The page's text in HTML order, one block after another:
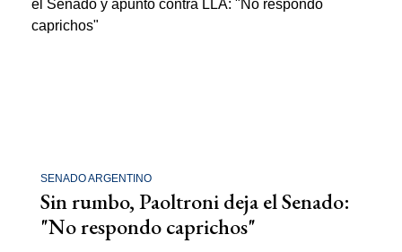
SENADO ARGENTINO
Sin rumbo, Paoltroni deja el Senado:
"No respondo caprichos"